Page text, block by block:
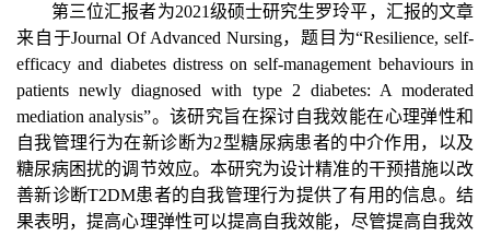
第三位汇报者为2021级硕士研究生罗玲平，汇报的文章
来自于Journal Of Advanced Nursing，题目为“Resilience, self-
efficacy and diabetes distress on self-management behaviours in
patients newly diagnosed with type 2 diabetes: A moderated
mediation analysis”。该研究旨在探讨自我效能在心理弹性和
自我管理行为在新诊断为2型糖尿病患者的中介作用，以及
糖尿病困扰的调节效应。本研究为设计精准的干预措施以改
善新诊断T2DM患者的自我管理行为提供了有用的信息。结
果表明，提高心理弹性可以提高自我效能，尽管提高自我效